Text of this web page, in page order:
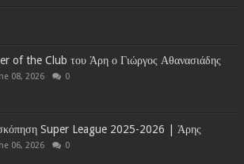
of the Club του Άρη ο Γιώργος Αθανασιάδης
08, 2026 0
Super League 2025-2026 | Άρης
06, 2026 0